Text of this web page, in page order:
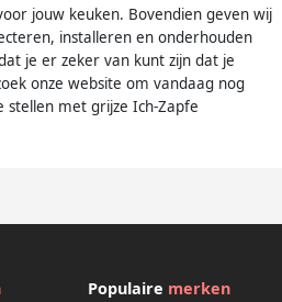
jouw keuken. Bovendien geven wij
installeren en onderhouden
je er zeker van kunt zijn dat je
onze website om vandaag nog
met grijze Ich-Zapfe
Populaire merken